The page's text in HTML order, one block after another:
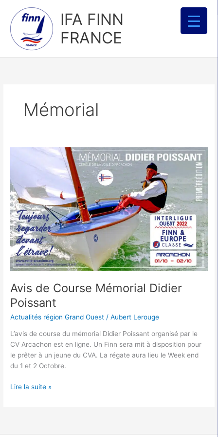
contenu
IFA FINN
FRANCE
Mémorial
Avis de Course Mémorial Didier
Poissant
Actualités région Grand Ouest /Aubert Lerouge
L’avis de course du mémorial Didier Poissant organisé par le
CV Arcachon est en ligne. Un Finn sera mit à disposition pour
le prêter à un jeune du CVA. La régate aura lieu le Week end
du 1 et 2 Octobre.
Mémorial
Didier
Poissant
Lire la suite »